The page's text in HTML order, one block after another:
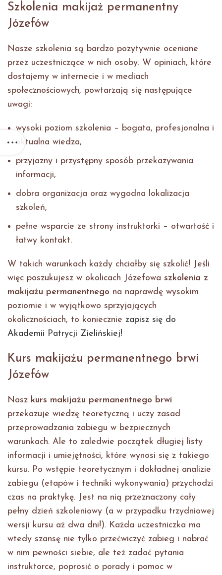
Szkolenia makijaż permanentny
Józefów
Nasze szkolenia są bardzo pozytywnie oceniane
przez uczestniczące w nich osoby. W opiniach, które
dostajemy w internecie i w mediach
społecznościowych, powtarzają się następujące
uwagi:
wysoki poziom szkolenia – bogata, profesjonalna i
aktualna wiedza,
przyjazny i przystępny sposób przekazywania
informacji,
dobra organizacja oraz wygodna lokalizacja
szkoleń,
pełne wsparcie ze strony instruktorki – otwartość i
łatwy kontakt.
W takich warunkach każdy chciałby się szkolić! Jeśli
więc poszukujesz w okolicach Józefowa szkolenia z
makijażu permanentnego na naprawdę wysokim
poziomie i w wyjątkowo sprzyjających
okolicznościach, to koniecznie zapisz się do
Akademii Patrycji Zielińskiej!
Kurs makijażu permanentnego brwi
Józefów
Nasz kurs makijażu permanentnego brwi
przekazuje wiedzę teoretyczną i uczy zasad
przeprowadzania zabiegu w bezpiecznych
warunkach. Ale to zaledwie początek długiej listy
informacji i umiejętności, które wynosi się z takiego
kursu. Po wstępie teoretycznym i dokładnej analizie
zabiegu (etapów i techniki wykonywania) przychodzi
czas na praktykę. Jest na nią przeznaczony cały
pełny dzień szkoleniowy (a w przypadku trzydniowej
wersji kursu aż dwa dni!). Każda uczestniczka ma
wtedy szansę nie tylko przećwiczyć zabieg i nabrać
w nim pewności siebie, ale też zadać pytania
instruktorce, poprosić o porady i pomoc w